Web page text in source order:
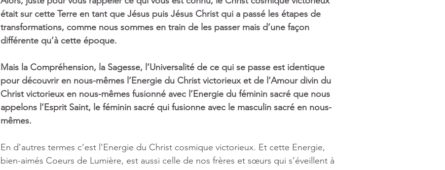
était sur cette Terre en tant que Jésus puis Jésus Christ qui a passé les étapes de
transformations, comme nous sommes en train de les passer mais d’une façon
différente qu’à cette époque.
Mais la Compréhension, la Sagesse, l’Universalité de ce qui se passe est identique
pour découvrir en nous-mêmes l’Energie du Christ victorieux et de l’Amour divin du
Christ victorieux en nous-mêmes fusionné avec l’Energie du féminin sacré que nous
appelons l’Esprit Saint, le féminin sacré qui fusionne avec le masculin sacré en nous-
mêmes.
En d’autres termes c’est l’Energie du Christ cosmique victorieux. Et cette Energie,
bien-aimés Coeurs de Lumière, est aussi celle de nos frères et sœurs qui s’éveillent à